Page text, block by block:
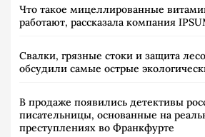
Что такое мицеллированные
работают, рассказала компания
Свалки, грязные стоки и защита
обсудили самые острые
В продаже появились детективы
писательницы, основанные на
преступлениях во Франкфурте